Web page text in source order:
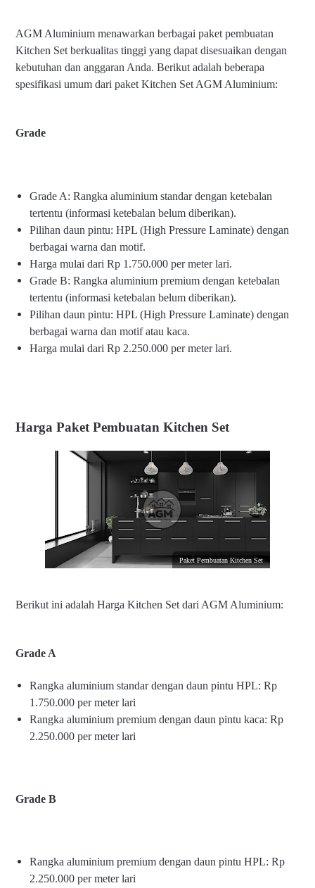
AGM Aluminium menawarkan berbagai paket pembuatan
Kitchen Set berkualitas tinggi yang dapat disesuaikan dengan
kebutuhan dan anggaran Anda. Berikut adalah beberapa
spesifikasi umum dari paket Kitchen Set AGM Aluminium:
Grade
Grade A: Rangka aluminium standar dengan ketebalan
tertentu (informasi ketebalan belum diberikan).
Pilihan daun pintu: HPL (High Pressure Laminate) dengan
berbagai warna dan motif.
Harga mulai dari Rp 1.750.000 per meter lari.
Grade B: Rangka aluminium premium dengan ketebalan
tertentu (informasi ketebalan belum diberikan).
Pilihan daun pintu: HPL (High Pressure Laminate) dengan
berbagai warna dan motif atau kaca.
Harga mulai dari Rp 2.250.000 per meter lari.
Harga Paket Pembuatan Kitchen Set
Paket Pembuatan Kitchen Set
Berikut ini adalah Harga Kitchen Set dari AGM Aluminium:
Grade A
Rangka aluminium standar dengan daun pintu HPL: Rp
1.750.000 per meter lari
Rangka aluminium premium dengan daun pintu kaca: Rp
2.250.000 per meter lari
Grade B
Rangka aluminium premium dengan daun pintu HPL: Rp
2.250.000 per meter lari